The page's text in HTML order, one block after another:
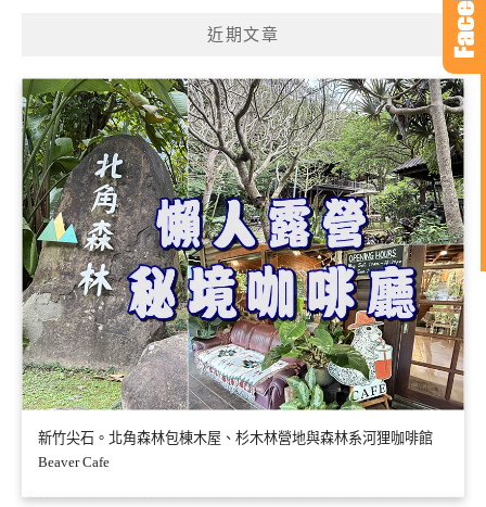
近期文章
新竹尖石。北角森林包棟木屋、杉木林營地與森林系河狸咖啡館
Beaver Cafe